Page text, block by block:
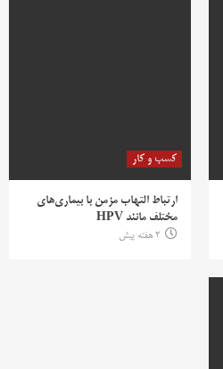
کسب و کار
ارتباط التهاب مزمن با بیماری‌های
مختلف مانند HPV
2 هفته پیش